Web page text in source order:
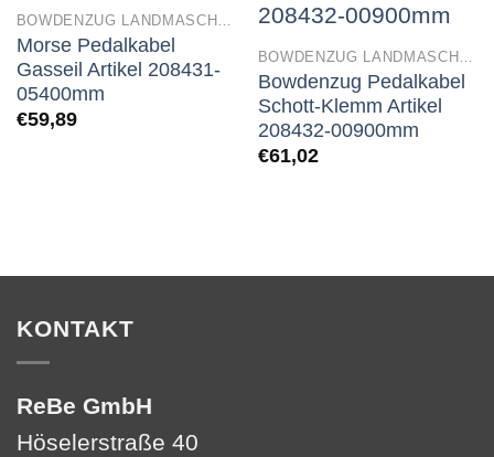
BOWDENZUG LANDMASCHINEN
Morse Pedalkabel
Gasseil Artikel 208431-
05400mm
€59,89
BOWDENZUG LANDMASCHINEN
Bowdenzug Pedalkabel
Schott-Klemm Artikel
208432-00900mm
€61,02
KONTAKT
ReBe GmbH
Höselerstraße 40